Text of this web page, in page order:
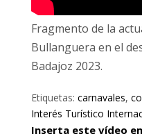
Fragmento de la
Bullanguera en el
Badajoz 2023.
Etiquetas: carnavales,
Interés Turístico
Inserta este vídeo